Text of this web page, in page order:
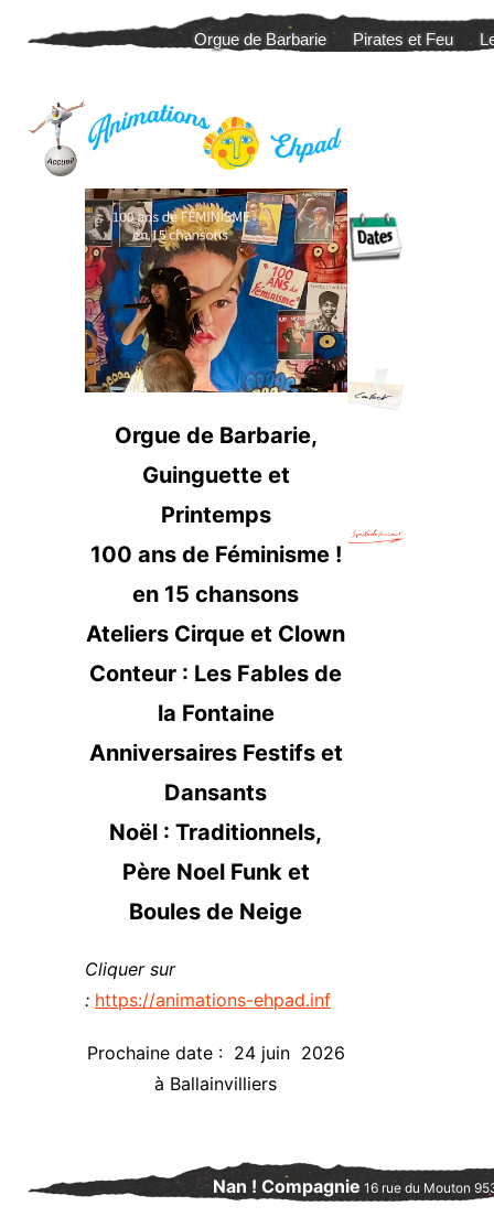
Orgue de Barbarie Pirates et Feu
Orgue de Barbarie,
Guinguette et
Printemps
100 ans de Féminisme !
en 15 chansons
Ateliers Cirque et Clown
Conteur : Les Fables de
la Fontaine
Anniversaires Festifs et
Dansants
Noël : Traditionnels,
Père Noel Funk et
Boules de Neige
Cliquer sur
: https://animations-ehpad.inf
Prochaine date : 24 juin 2026
à Ballainvilliers
Nan ! Compagnie 16 rue du Mouton